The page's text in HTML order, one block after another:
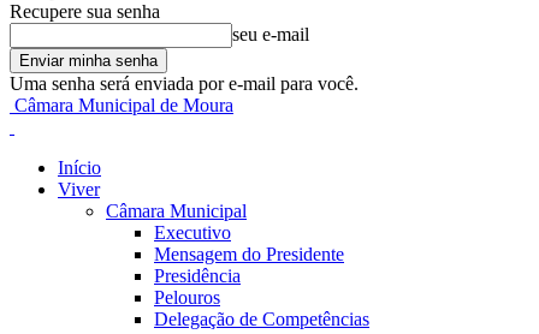
Recupere sua senha
seu e-mail
Uma senha será enviada por e-mail para você.
Câmara Municipal de Moura
Início
Viver
Câmara Municipal
Executivo
Mensagem do Presidente
Presidência
Pelouros
Delegação de Competências